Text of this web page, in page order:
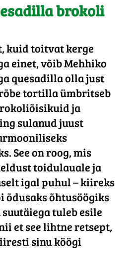
brokoli
kuid toitvat kerge
einet, võib Mehhiko
quesadilla olla just
tortilla ümbritseb
ja
sulanud juust
See on roog, mis
toidulauale ja
igal puhul – kiireks
õdusaks õhtusöögiks
tuleb esile
et see lihtne retsept,
sinu köögi